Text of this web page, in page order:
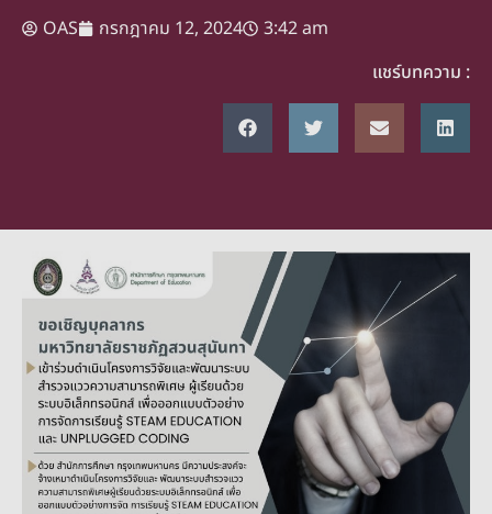
OAS กรกฎาคม 12, 2024
3:42 am
แชร์บทความ :